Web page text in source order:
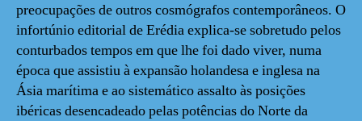
preocupações de outros cosmógrafos contemporâneos. O
infortúnio editorial de Erédia explica-se sobretudo pelos
conturbados tempos em que lhe foi dado viver, numa
época que assistiu à expansão holandesa e inglesa na
Ásia marítima e ao sistemático assalto às posições
ibéricas desencadeado pelas potências do Norte da